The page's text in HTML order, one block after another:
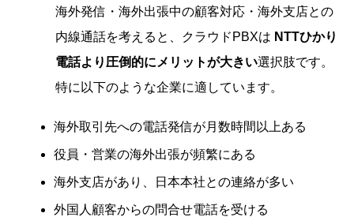
海外発信・海外出張中の顧客対応・海外支店との
内線通話を考えると、クラウドPBXは NTTひかり
電話より圧倒的にメリットが大きい選択肢です。
特に以下のような企業に適しています。
海外取引先への電話発信が月数時間以上ある
役員・営業の海外出張が頻繁にある
海外支店があり、日本本社との連絡が多い
外国人顧客からの問合せ電話を受ける